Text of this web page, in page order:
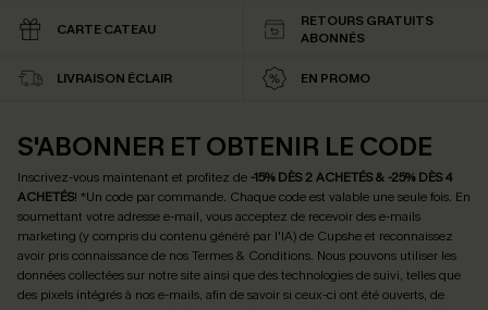
CARTE CATEAU
RETOURS GRATUITS
ABONNÉS
LIVRAISON ÉCLAIR EN PROMO
S'ABONNER ET OBTENIR LE CODE
Inscrivez-vous maintenant et profitez de -15% DÈS 2 ACHETÉS & -25% DÈS 4
ACHETÉS! *Un code par commande. Chaque code est valable une seule fois. En
soumettant votre adresse e-mail, vous acceptez de recevoir des e-mails
marketing (y compris du contenu généré par l'IA) de Cupshe et reconnaissez
avoir pris connaissance de nosTermes & Conditions. Nous pouvons utiliser les
données collectées sur notre site ainsi que des technologies de suivi, telles que
des pixels intégrés à nos e-mails, afin de savoir si ceux-ci ont été ouverts, de